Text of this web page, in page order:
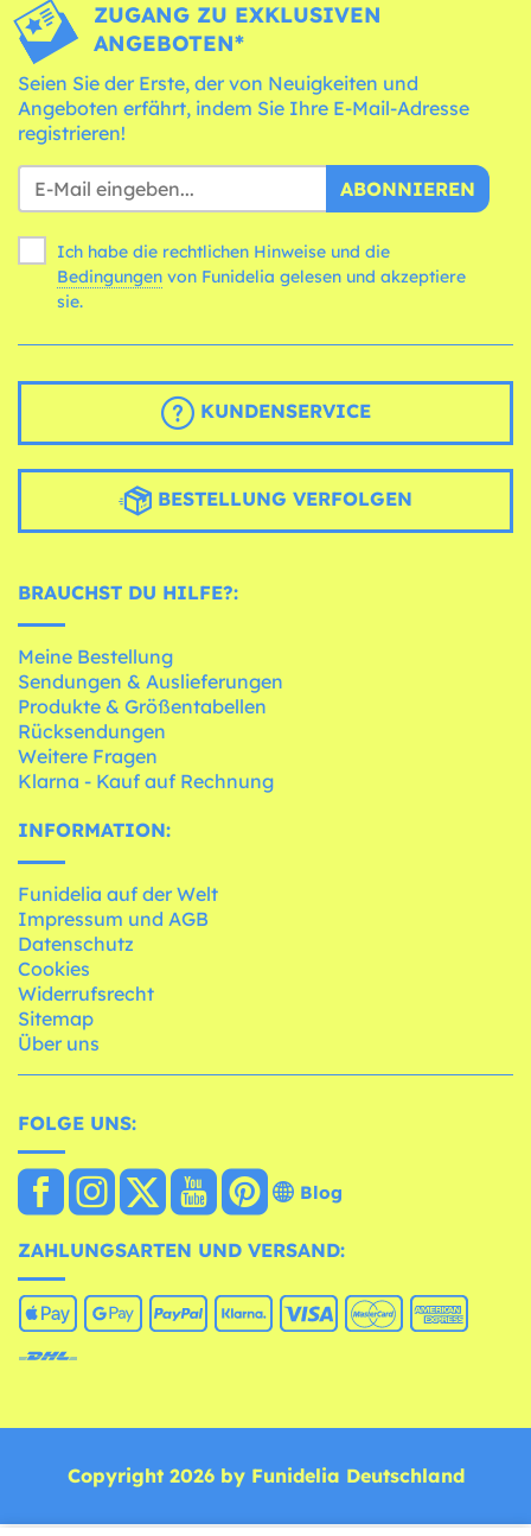
ZUGANG ZU EXKLUSIVEN
ANGEBOTEN*
Seien Sie der Erste, der von Neuigkeiten und
Angeboten erfährt, indem Sie Ihre E-Mail-Adresse
registrieren!
ABONNIEREN
Ich habe die rechtlichen Hinweise und die
Bedingungen
sie.
KUNDENSERVICE
BESTELLUNG VERFOLGEN
BRAUCHST DU HILFE?:
Meine Bestellung
Sendungen & Auslieferungen
Produkte & Größentabellen
Rücksendungen
Weitere Fragen
Klarna - Kauf auf Rechnung
INFORMATION:
Funidelia auf der Welt
Impressum und AGB
Datenschutz
Cookies
Widerrufsrecht
Sitemap
Über uns
FOLGE UNS:
Blog
ZAHLUNGSARTEN UND VERSAND:
Copyright 2026 by Funidelia Deutschland